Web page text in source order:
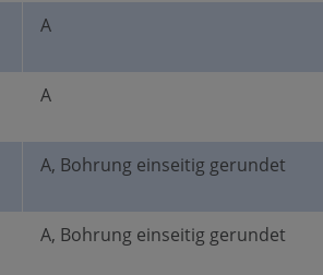
A
A
A, Bohrung einseitig gerundet
A, Bohrung einseitig gerundet